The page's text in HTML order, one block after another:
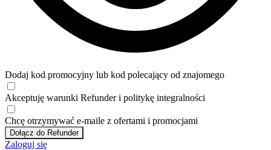
Dodaj kod promocyjny lub kod polecający od znajomego
Akceptuję warunki Refunder i politykę integralności
Chcę otrzymywać e-maile z ofertami i promocjami
Dołącz do Refunder
Zaloguj się